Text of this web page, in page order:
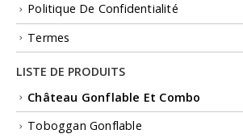
Politique De Confidentialité
Termes
LISTE DE PRODUITS
Château Gonflable Et Combo
Toboggan Gonflable